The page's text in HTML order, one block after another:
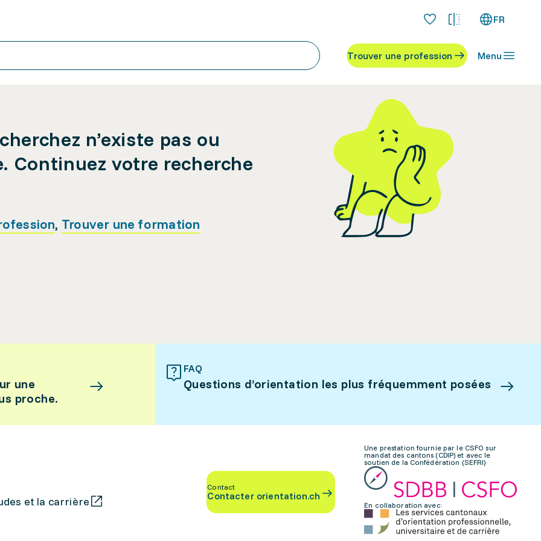
FR
Trouver une profession Menu
n’existe pas ou
Continuez votre recherche
, Trouver une formation
une
proche.
FAQ
Questions d’orientation les plus fréquemment posées
et la carrière
Contact
Contacter orientation.ch
Une prestation fournie par le CSFO sur
mandat des cantons (CDIP) et avec le
soutien de la Confédération (SEFRI)
En collaboration avec: